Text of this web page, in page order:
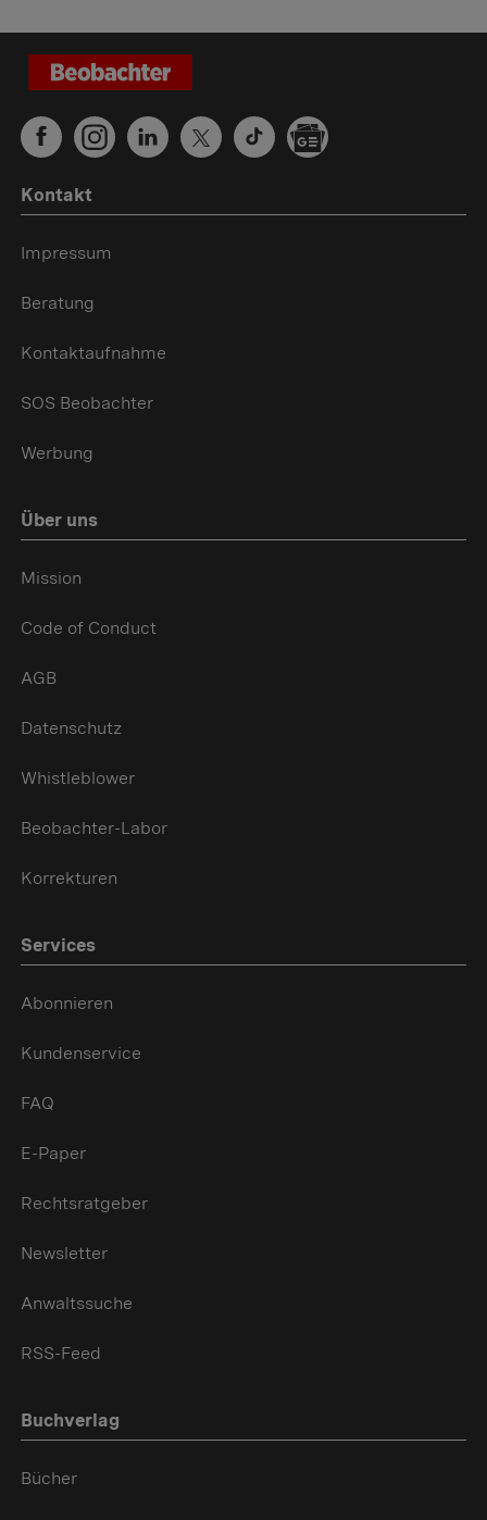
Kontakt
Impressum
Beratung
Kontaktaufnahme
SOS Beobachter
Werbung
Über uns
Mission
Code of Conduct
AGB
Datenschutz
Whistleblower
Beobachter-Labor
Korrekturen
Services
Abonnieren
Kundenservice
FAQ
E-Paper
Rechtsratgeber
Newsletter
Anwaltssuche
RSS-Feed
Buchverlag
Bücher